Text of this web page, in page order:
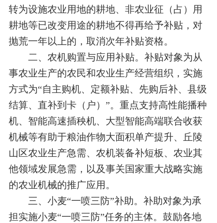
转为设施农业用地的耕地、非农业征（占）用
耕地等已改变用途的耕地不得再给予补贴，对
抛荒一年以上的，取消次年补贴资格。
二、农机购置与应用补贴。补贴对象为从
事农业生产的农民和农业生产经营组织，实施
方式为“自主购机、定额补贴、先购后补、县级
结算、直补到卡（户）”。重点支持高性能播种
机、智能高速插秧机、大型智能高端联合收获
机械等有助于粮油作物大面积单产提升、丘陵
山区农业生产急需、农机装备补短板、农业其
他领域发展急需，以及事关国家重大战略实施
的农业机械的推广应用。
三、小麦“一喷三防”补助。补助对象为承
担实施小麦“一喷三防”任务的主体。鼓励各地